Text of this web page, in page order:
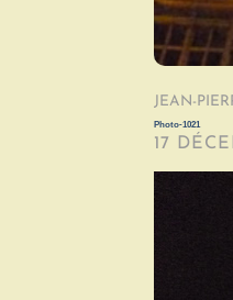
JEAN-
Photo-1021
17